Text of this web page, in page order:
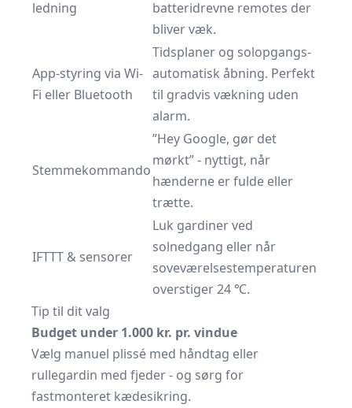
ledning
batteridrevne remotes der
bliver væk.
App-styring via Wi-
Fi eller Bluetooth
Tidsplaner og solopgangs­
automatisk åbning. Perfekt
til gradvis vækning uden
alarm.
Stemmekommando
”Hey Google, gør det
mørkt” - nyttigt, når
hænderne er fulde eller
trætte.
IFTTT & sensorer
Luk gardiner ved
solnedgang eller når
soveværelsestemperaturen
overstiger 24 ℃.
Tip til dit valg
Budget under 1.000 kr. pr. vindue
Vælg manuel plissé med håndtag eller
rullegardin med fjeder - og sørg for
fastmonteret kædesikring.